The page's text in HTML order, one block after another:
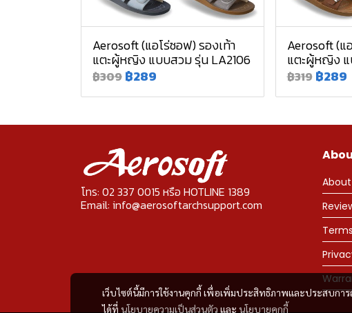
Aerosoft (แอโร่ซอฟ) รองเท้า
แตะผู้หญิง แบบสวม รุ่น LA2106
฿309 ฿289
Aerosoft (แ
แตะผู้หญิง แ
฿319 ฿289
เว็บไซต์นี้มีการใช้งานคุกกี้ เพื่อเพิ่มประสิทธิภาพและประสบกา
ได้ที่ นโยบายความเป็นส่วนตัว และ นโยบายคุกกี้
โทร: 02 337 0015 หรือ HOTLINE 1389
Email: info@aerosoftarchsupport.com